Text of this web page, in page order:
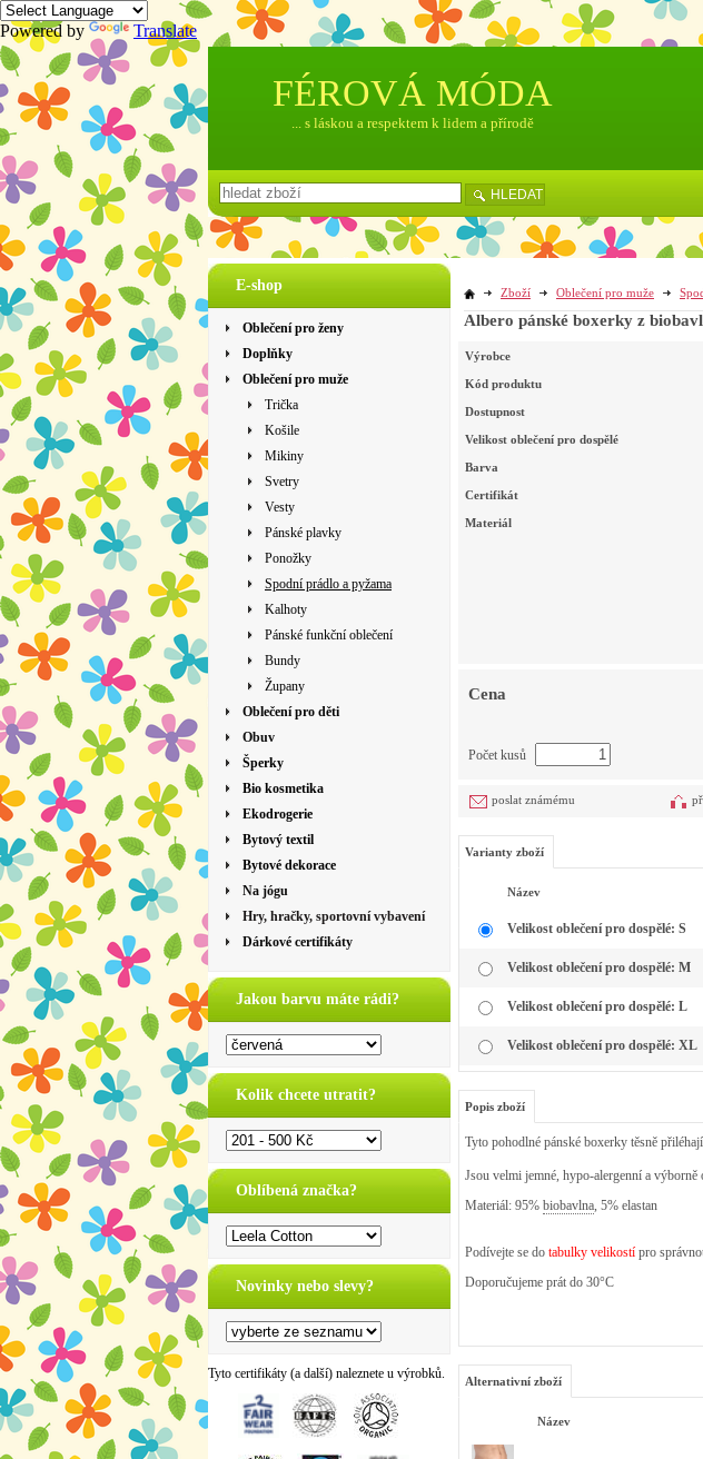
Powered by Translate
E-shop
Oblečení pro ženy
Doplňky
Oblečení pro muže
Trička
Košile
Mikiny
Svetry
Vesty
Pánské plavky
Ponožky
Spodní prádlo a pyžama
Kalhoty
Pánské funkční oblečení
Bundy
Župany
Oblečení pro děti
Obuv
Šperky
Bio kosmetika
Ekodrogerie
Bytový textil
Bytové dekorace
Na jógu
Hry, hračky, sportovní vybavení
Dárkové certifikáty
Jakou barvu máte rádi?
Kolik chcete utratit?
Oblíbená značka?
Novinky nebo slevy?
Tyto certifikáty (a další) naleznete u výrobků.
Zboží Oblečení pro muže
Albero pánské boxerky z
Výrobce
Kód produktu
Dostupnost
Velikost oblečení pro dospělé
Barva
Certifikát
Materiál
Cena
Počet kusů
poslat známému
Varianty zboží
Název
Velikost oblečení pro dospělé: S
Velikost oblečení pro dospělé: M
Velikost oblečení pro dospělé: L
Velikost oblečení pro dospělé: XL
Popis zboží
Tyto pohodlné pánské boxerky těsně
Jsou velmi jemné, hypo-alergenní a výborně
Materiál: 95% biobavlna, 5% elastan
Podívejte se do tabulky velikostí pro
Doporučujeme prát do 30°C
Alternativní zboží
Název
FÉROVÁ MÓDA
... s láskou a respektem k lidem a přírodě
HLEDAT